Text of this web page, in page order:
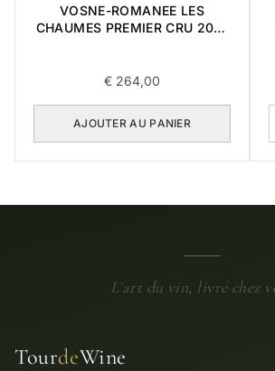
VOSNE-ROMANEE LES
CHAUMES PREMIER CRU 2018
€ 264,00
AJOUTER AU PANIER
L'art du vin, livré chez
TourdeWine